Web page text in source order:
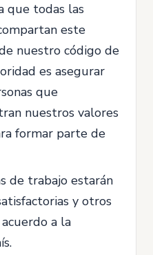
que todas las
este
nuestro código de
es asegurar
que
nuestros valores
formar parte de
de trabajo estarán
y otros
a la